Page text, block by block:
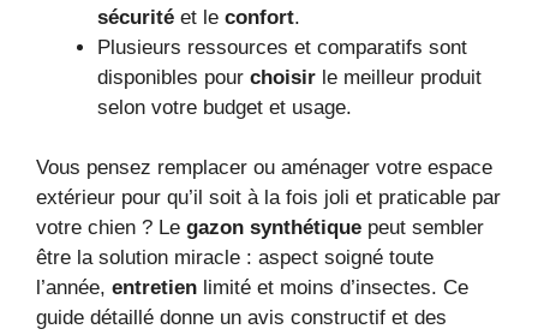
sécurité et le confort.
Plusieurs ressources et comparatifs sont
disponibles pour choisir le meilleur produit
selon votre budget et usage.
Vous pensez remplacer ou aménager votre espace
extérieur pour qu’il soit à la fois joli et praticable par
votre chien ? Le gazon synthétique peut sembler
être la solution miracle : aspect soigné toute
l’année, entretien limité et moins d’insectes. Ce
guide détaillé donne un avis constructif et des